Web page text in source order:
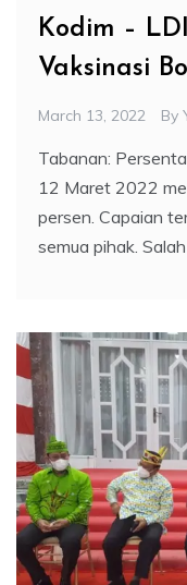
Kodim –
Vaksinasi
March 13, 2022 By
Tabanan:
12 Maret 2022
persen. Capaian
semua pihak. Salah